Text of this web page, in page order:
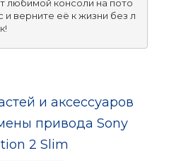
любимой консоли на пото
верните её к жизни без л
и аксессуаров
привода Sony
2 Slim